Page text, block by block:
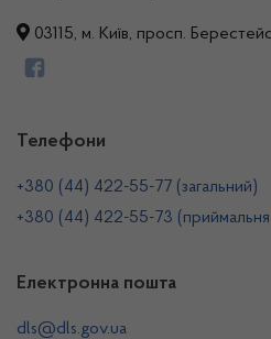
03115, м. Київ, просп.
Телефони
+380 (44) 422-55-77 (загальний)
+380 (44) 422-55-73 (приймальня
Електронна пошта
dls@dls.gov.ua